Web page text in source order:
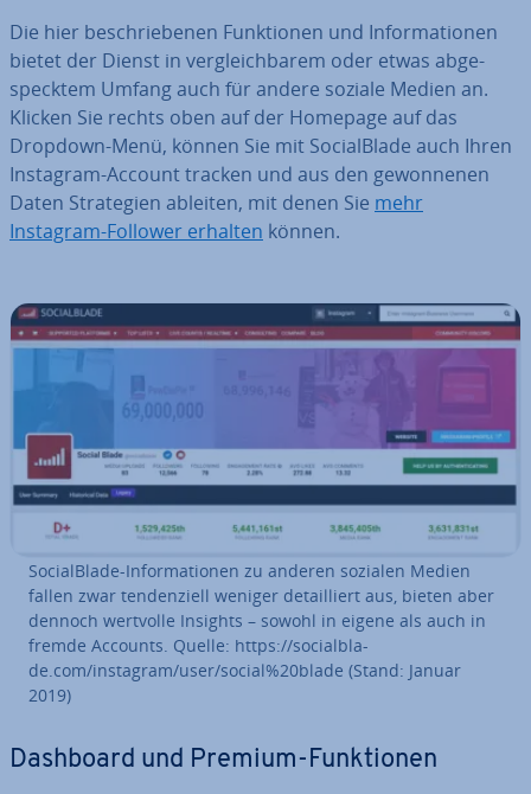
Die hier be­schrie­be­nen Funk­tio­nen und In­for­ma­tio­nen
bietet der Dienst in ver­gleich­ba­rem oder etwas ab­ge­
speck­tem Umfang auch für andere soziale Medien an.
Klicken Sie rechts oben auf der Homepage auf das
Dropdown-Menü, können Sie mit So­cial­Bla­de auch Ihren
Instagram-Account tracken und aus den ge­won­ne­nen
Daten Stra­te­gien ableiten, mit denen Sie mehr
Instagram-Follower erhalten können.
So­cial­Bla­de-In­for­ma­tio­nen zu anderen sozialen Medien
fallen zwar ten­den­zi­ell weniger de­tail­liert aus, bieten aber
dennoch wertvolle Insights – sowohl in eigene als auch in
fremde Accounts. Quelle: https://so­cial­bla­
de.com/instagram/user/social%20blade (Stand: Januar
2019)
Dashboard und Premium-Funk­tio­nen